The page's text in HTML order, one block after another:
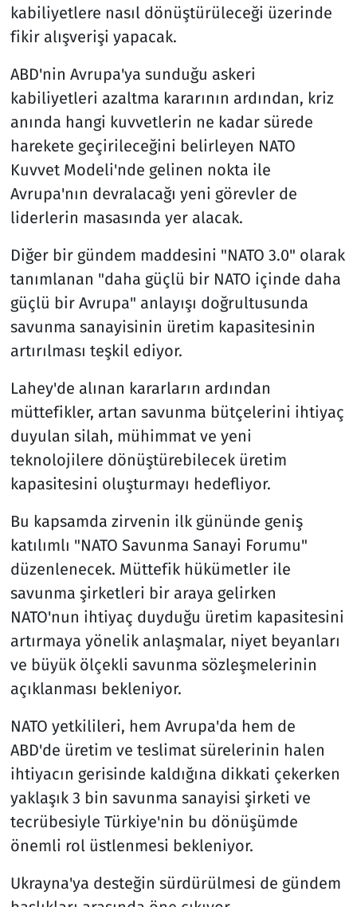
kabiliyetlere nasıl dönüştürüleceği üzerinde
fikir alışverişi yapacak.
ABD'nin Avrupa'ya sunduğu askeri
kabiliyetleri azaltma kararının ardından, kriz
anında hangi kuvvetlerin ne kadar sürede
harekete geçirileceğini belirleyen NATO
Kuvvet Modeli'nde gelinen nokta ile
Avrupa'nın devralacağı yeni görevler de
liderlerin masasında yer alacak.
Diğer bir gündem maddesini "NATO 3.0" olarak
tanımlanan "daha güçlü bir NATO içinde daha
güçlü bir Avrupa" anlayışı doğrultusunda
savunma sanayisinin üretim kapasitesinin
artırılması teşkil ediyor.
Lahey'de alınan kararların ardından
müttefikler, artan savunma bütçelerini ihtiyaç
duyulan silah, mühimmat ve yeni
teknolojilere dönüştürebilecek üretim
kapasitesini oluşturmayı hedefliyor.
Bu kapsamda zirvenin ilk gününde geniş
katılımlı "NATO Savunma Sanayi Forumu"
düzenlenecek. Müttefik hükümetler ile
savunma şirketleri bir araya gelirken
NATO'nun ihtiyaç duyduğu üretim kapasitesini
artırmaya yönelik anlaşmalar, niyet beyanları
ve büyük ölçekli savunma sözleşmelerinin
açıklanması bekleniyor.
NATO yetkilileri, hem Avrupa'da hem de
ABD'de üretim ve teslimat sürelerinin halen
ihtiyacın gerisinde kaldığına dikkati çekerken
yaklaşık 3 bin savunma sanayisi şirketi ve
tecrübesiyle Türkiye'nin bu dönüşümde
önemli rol üstlenmesi bekleniyor.
Ukrayna'ya desteğin sürdürülmesi de gündem